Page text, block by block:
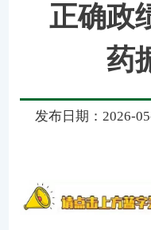
正确政
药
发布日期：2026-